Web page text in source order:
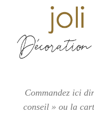
Commandez ici
conseil » ou la